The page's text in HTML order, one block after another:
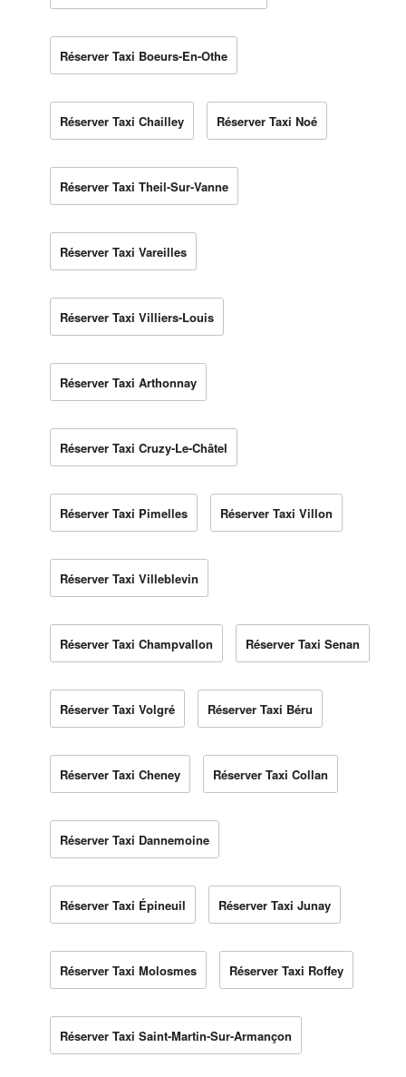
Réserver Taxi Boeurs-En-Othe
Réserver Taxi Chailley Réserver Taxi Noé
Réserver Taxi Theil-Sur-Vanne
Réserver Taxi Vareilles
Réserver Taxi Villiers-Louis
Réserver Taxi Arthonnay
Réserver Taxi Cruzy-Le-Châtel
Réserver Taxi Pimelles Réserver Taxi Villon
Réserver Taxi Villeblevin
Réserver Taxi Champvallon Réserver Taxi Senan
Réserver Taxi Volgré Réserver Taxi Béru
Réserver Taxi Cheney Réserver Taxi Collan
Réserver Taxi Dannemoine
Réserver Taxi Épineuil Réserver Taxi Junay
Réserver Taxi Molosmes Réserver Taxi Roffey
Réserver Taxi Saint-Martin-Sur-Armançon